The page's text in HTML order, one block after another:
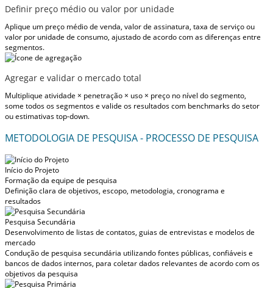
Definir preço médio ou valor por unidade
Aplique um preço médio de venda, valor de assinatura, taxa de serviço ou
valor por unidade de consumo, ajustado de acordo com as diferenças entre
segmentos.
Agregar e validar o mercado total
Multiplique atividade × penetração × uso × preço no nível do segmento,
some todos os segmentos e valide os resultados com benchmarks do setor
ou estimativas top-down.
METODOLOGIA DE PESQUISA - PROCESSO DE PESQUISA
Início do Projeto
Formação da equipe de pesquisa
Definição clara de objetivos, escopo, metodologia, cronograma e
resultados
Pesquisa Secundária
Desenvolvimento de listas de contatos, guias de entrevistas e modelos de
mercado
Condução de pesquisa secundária utilizando fontes públicas, confiáveis e
bancos de dados internos, para coletar dados relevantes de acordo com os
objetivos da pesquisa